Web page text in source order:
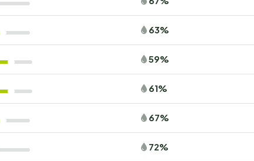
vakantie
de geur van eucalyptus? Boek nu jouw plek bijDomaine
op Corsica. Wees er snel bij, want populaire
63%
59%
61%
67%
72%